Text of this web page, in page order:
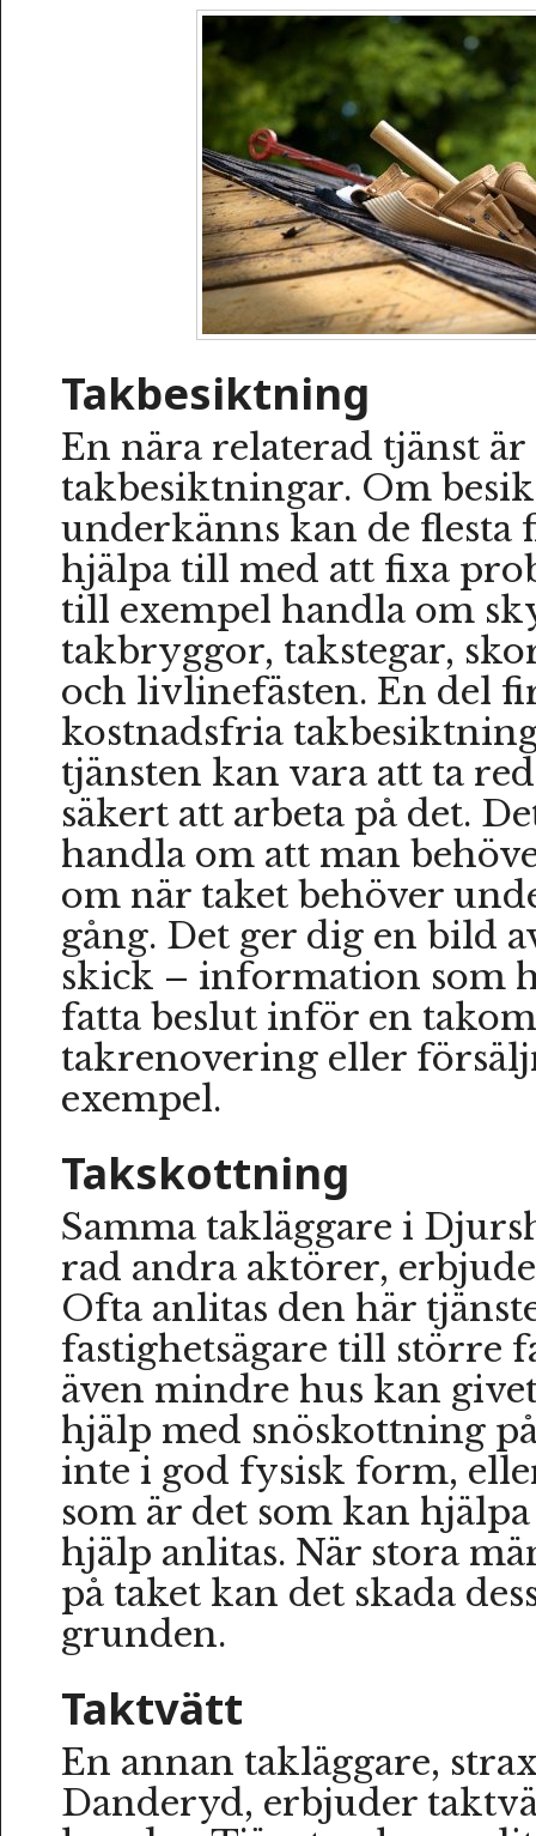
Takbesiktning
En nära relaterad tjänst är
takbesiktningar. Om
underkänns kan de flesta
hjälpa till med att fixa
till exempel handla om
takbryggor, takstegar,
och livlinefästen. En del
kostnadsfria
tjänsten kan vara att ta
säkert att arbeta på det.
handla om att man
om när taket behöver
gång. Det ger dig en bild
skick – information som
fatta beslut inför en
takrenovering eller
exempel.
Takskottning
Samma takläggare i
rad andra aktörer,
Ofta anlitas den här
fastighetsägare till större
även mindre hus kan
hjälp med snöskottning
inte i god fysisk form,
som är det som kan
hjälp anlitas. När stora
på taket kan det skada
grunden.
Taktvätt
En annan takläggare,
Danderyd, erbjuder